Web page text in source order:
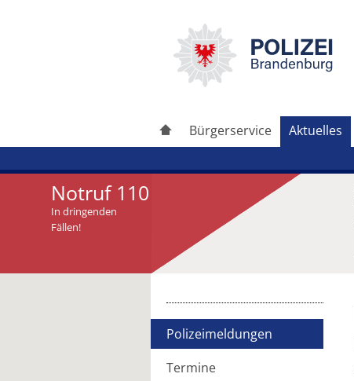
Bürgerservice Aktuelles
Notruf 110
In dringenden
Fällen!
Polizeimeldungen
Termine
Artikel weiterleiten